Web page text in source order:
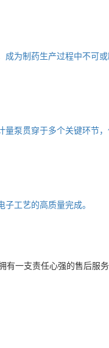
为制药生产过程中不可
泵贯穿于多个关键环节
工艺的高质量完成。
有一支责任心强的售后服